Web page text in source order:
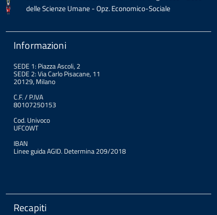
delle Scienze Umane - Opz. Economico-Sociale
Informazioni
SEDE 1: Piazza Ascoli, 2
SEDE 2: Via Carlo Pisacane, 11
20129, Milano
C.F. / P.IVA
80107250153
Cod. Univoco
UFC0WT
IBAN
Linee guida AGID. Determina 209/2018
Recapiti